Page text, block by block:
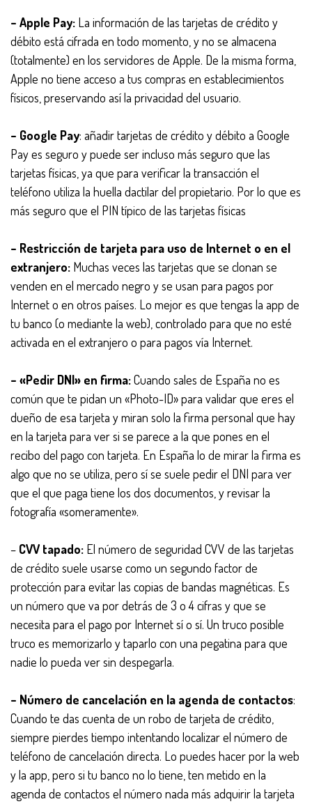
– Apple Pay: La información de las tarjetas de crédito y
débito está cifrada en todo momento, y no se almacena
(totalmente) en los servidores de Apple. De la misma forma,
Apple no tiene acceso a tus compras en establecimientos
físicos, preservando así la privacidad del usuario.
– Google Pay: añadir tarjetas de crédito y débito a Google
Pay es seguro y puede ser incluso más seguro que las
tarjetas físicas, ya que para verificar la transacción el
teléfono utiliza la huella dactilar del propietario. Por lo que es
más seguro que el PIN típico de las tarjetas físicas
– Restricción de tarjeta para uso de Internet o en el
extranjero: Muchas veces las tarjetas que se clonan se
venden en el mercado negro y se usan para pagos por
Internet o en otros países. Lo mejor es que tengas la app de
tu banco (o mediante la web), controlado para que no esté
activada en el extranjero o para pagos vía Internet.
– «Pedir DNI» en firma:Cuando sales de España no es
común que te pidan un «Photo-ID» para validar que eres el
dueño de esa tarjeta y miran solo la firma personal que hay
en la tarjeta para ver si se parece a la que pones en el
recibo del pago con tarjeta. En España lo de mirar la firma es
algo que no se utiliza, pero sí se suele pedir el DNI para ver
que el que paga tiene los dos documentos, y revisar la
fotografía «someramente».
– CVV tapado: El número de seguridad CVV de las tarjetas
de crédito suele usarse como un segundo factor de
protección para evitar las copias de bandas magnéticas. Es
un número que va por detrás de 3 o 4 cifras y que se
necesita para el pago por Internet sí o sí. Un truco posible
truco es memorizarlo y taparlo con una pegatina para que
nadie lo pueda ver sin despegarla.
– Número de cancelación en la agenda de contactos:
Cuando te das cuenta de un robo de tarjeta de crédito,
siempre pierdes tiempo intentando localizar el número de
teléfono de cancelación directa. Lo puedes hacer por la web
y la app, pero si tu banco no lo tiene, ten metido en la
agenda de contactos el número nada más adquirir la tarjeta